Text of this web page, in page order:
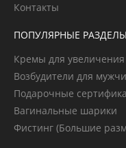
Контакты
ПОПУЛЯРНЫЕ РАЗДЕЛЫ
Кремы для
Возбудители для
Подарочные
Вагинальные шарики
Фистинг (Большие